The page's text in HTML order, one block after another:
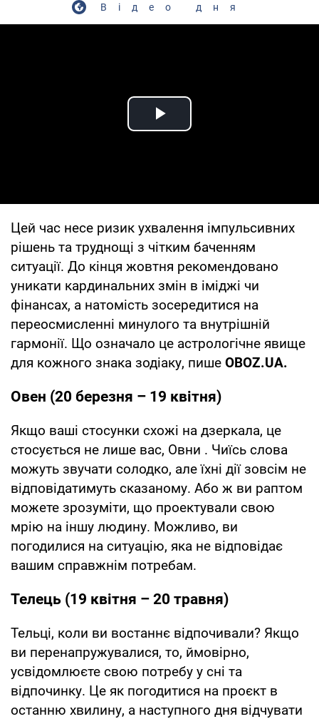
Відео дня
Play Video
Цей час несе ризик ухвалення імпульсивних
рішень та труднощі з чітким баченням
ситуації. До кінця жовтня рекомендовано
уникати кардинальних змін в іміджі чи
фінансах, а натомість зосередитися на
переосмисленні минулого та внутрішній
гармонії. Що означало це астрологічне явище
для кожного знака зодіаку, пише OBOZ.UA.
Овен (20 березня – 19 квітня)
Якщо ваші стосунки схожі на дзеркала, це
стосується не лише вас, Овни . Чиїсь слова
можуть звучати солодко, але їхні дії зовсім не
відповідатимуть сказаному. Або ж ви раптом
можете зрозуміти, що проектували свою
мрію на іншу людину. Можливо, ви
погодилися на ситуацію, яка не відповідає
вашим справжнім потребам.
Телець (19 квітня – 20 травня)
Тельці, коли ви востаннє відпочивали? Якщо
ви перенапружувалися, то, ймовірно,
усвідомлюєте свою потребу у сні та
відпочинку. Це як погодитися на проєкт в
останню хвилину, а наступного дня відчувати